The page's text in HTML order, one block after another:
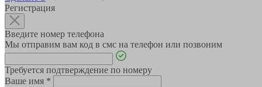
Регистрация
Введите номер телефона
Мы отправим вам код в смс на телефон или позвоним
Требуется подтверждение по номеру
Ваше имя *